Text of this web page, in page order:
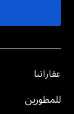
عقاراتنا
للمطورين